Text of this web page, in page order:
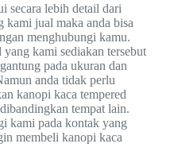
secara lebih detail dari
kami jual maka anda bisa
menghubungi kamu.
kami sediakan tersebut
pada ukuran dan
anda tidak perlu
kanopi kaca tempered
tempat lain.
kami pada kontak yang
membeli kanopi kaca